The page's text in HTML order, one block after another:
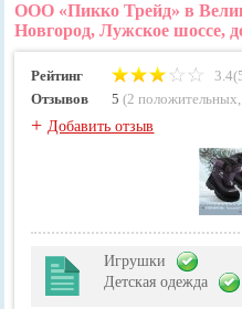
ООО «Пикко Трейд» в
Новгород, Лужское шоссе,
Рейтинг
Отзывов
5 (2 положительных
+Добавить отзыв
Игрушки
Детская одежда